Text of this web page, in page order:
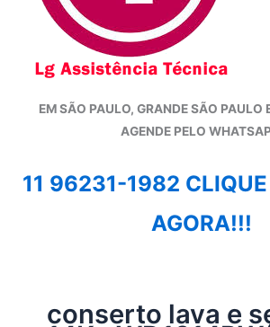
EM SÃO PAULO, GRANDE SÃO PAULO
AGENDE PELO
11 96231-1982 CLIQUE
AGORA!!!
conserto lava e